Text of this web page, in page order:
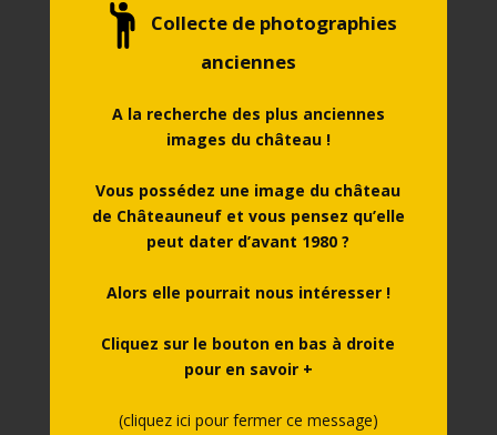
Collecte de photographies
anciennes
A la recherche des plus anciennes
images du château !
Vous possédez une image du château
de Châteauneuf et vous pensez qu’elle
peut dater d’avant 1980 ?
Alors elle pourrait nous intéresser !
Cliquez sur le bouton en bas à droite
pour en savoir +
(cliquez ici pour fermer ce message)
En cas de canicule (département placé en vigilance
rouge), cette animation est susceptible d’être annulée.
Où : Château de Châteauneuf, Place aux Porcs, 21320
Moins de 12 ans : gratuit Contact : 03 80 49 21...